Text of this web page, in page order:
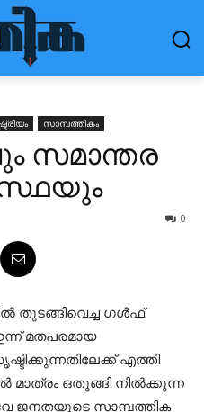
സാമ്പത്തികം
സമാന്തര
0
തുടങ്ങിവെച്ച ഗൾഫ്
മതപരമായ
എത്തി
മാത്രം ഒതുങ്ങി നിൽക്കുന്ന
ജനതയുടെ സാമ്പത്തിക